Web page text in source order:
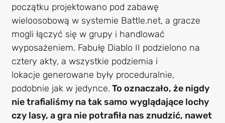
początku projektowano pod zabawę
wieloosobową w systemie Battle.net, a gracze
mogli łączyć się w grupy i handlować
wyposażeniem. Fabułę Diablo II podzielono na
cztery akty, a wszystkie podziemia i
lokacje generowane były proceduralnie,
podobnie jak w jedynce. To oznaczało, że nigdy
nie trafialiśmy na tak samo wyglądające lochy
czy lasy, a gra nie potrafiła nas znudzić, nawet